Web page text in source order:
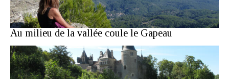
Au milieu de la vallée coule le Gapeau